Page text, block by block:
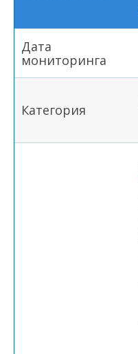
Дата
мониторинга
Категория